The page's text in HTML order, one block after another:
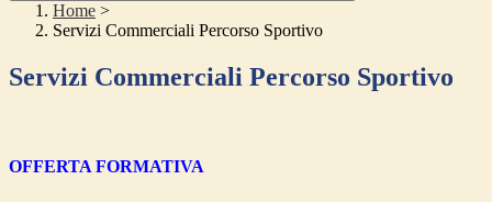
Home >
Servizi Commerciali Percorso Sportivo
Servizi Commerciali Percorso Sportivo
OFFERTA FORMATIVA